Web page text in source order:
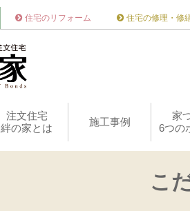
住宅のリフォーム 住宅の修理・修
注文住宅
絆の家とは
施工事例
家
6つの
こ